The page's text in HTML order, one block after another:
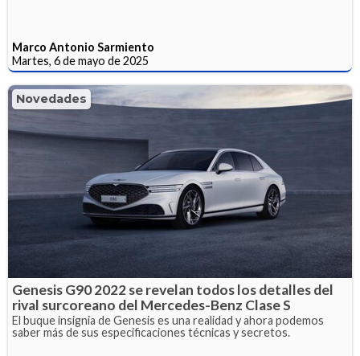
Marco Antonio Sarmiento
Martes, 6 de mayo de 2025
Novedades
Genesis G90 2022 se revelan todos los detalles del
rival surcoreano del Mercedes-Benz Clase S
El buque insignia de Genesis es una realidad y ahora podemos
saber más de sus especificaciones técnicas y secretos.